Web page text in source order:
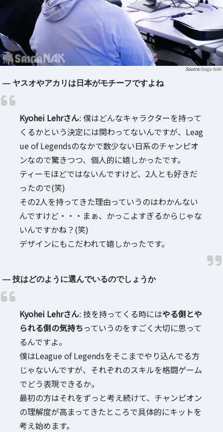
Saiga NAK
― ヤスオやアカリは日本がモチーフですよね
Kyohei Lehrさん: 僕はどんなキャラクターを持って
くるかという決定には関わってないんですが、Leag
ue of Legendsのなかで数少ない日系のチャンピオ
ンなので驚きつつ、個人的に嬉しかったです。
ティーモほどではないんですけど、2人とも好きだ
ったので(笑)
その2人を持ってきた理由っていうのはわかんない
んですけど・・・まぁ、かっこよすぎるからじゃな
いんですかね？(笑)
デザインにもこだわれて嬉しかったです。
― 技はどのように選んでいるのでしょうか
Kyohei Lehrさん: 技を持ってくる時にはやる側とや
られる側の気持ちっていうのをすごく大切に思って
るんですよ。
僕はLeague of Legendsをそこまでやり込んでる方
じゃないんですが、それぞれのスキルを格闘ゲーム
でどう表現できるか。
最初の方はそれをずっと考え続けて、チャンピオン
の理解度が高まってきたところで具体的にキットを
考え始めます。